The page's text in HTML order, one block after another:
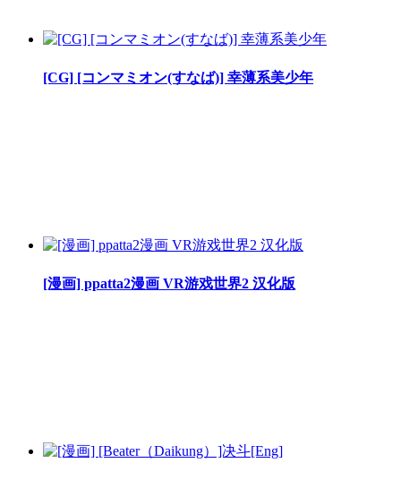
[CG] [コンマミオン(すなば)] 幸薄系美少年
[漫画] ppatta2漫画 VR游戏世界2 汉化版